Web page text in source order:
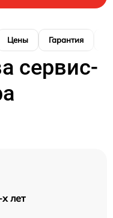
Цены Гарантия
сервис-
лет